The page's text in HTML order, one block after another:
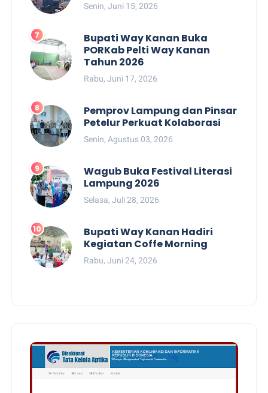
Senin, Juni 15, 2026
Bupati Way Kanan Buka
PORKab Pelti Way Kanan
Tahun 2026
Rabu, Juni 17, 2026
Pemprov Lampung dan Pinsar
Petelur Perkuat Kolaborasi
Senin, Agustus 03, 2026
Wagub Buka Festival Literasi
Lampung 2026
Selasa, Juli 28, 2026
Bupati Way Kanan Hadiri
Kegiatan Coffe Morning
Rabu, Juni 24, 2026